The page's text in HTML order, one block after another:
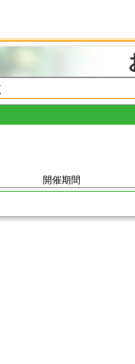
開催期間